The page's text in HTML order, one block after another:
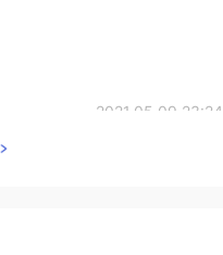
2021.05.09 23:24